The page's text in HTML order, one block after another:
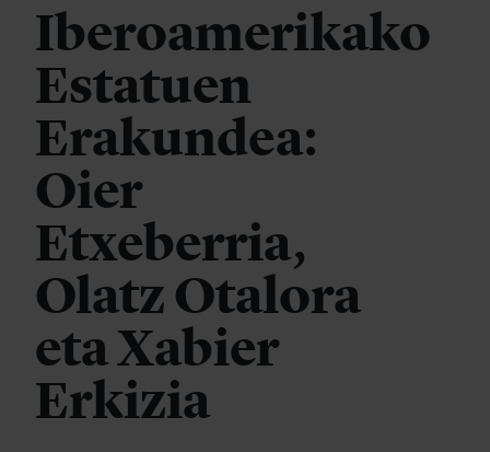
Iberoamerikako
Estatuen
Erakundea:
Oier
Etxeberria,
Olatz Otalora
eta Xabier
Erkizia